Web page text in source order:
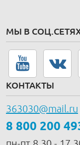
МЫ В
КОНТАКТЫ
363030@mail.ru
8 800 200